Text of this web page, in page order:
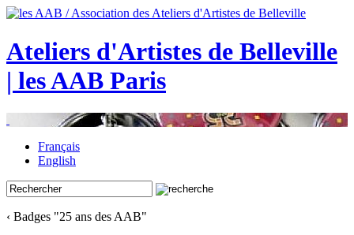
Ateliers d'Artistes de Belleville
| les AAB Paris
Français
English
‹ Badges "25 ans des AAB"